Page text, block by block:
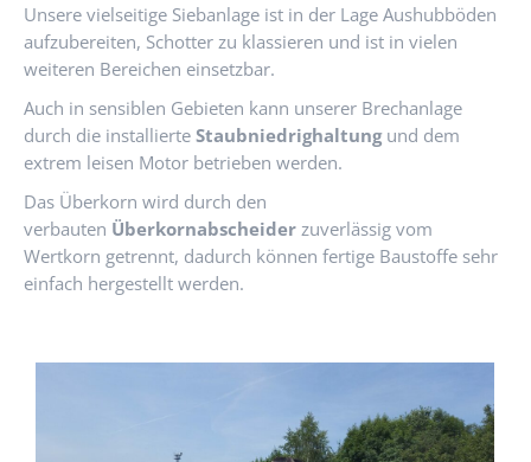
Unsere vielseitige Siebanlage ist in der Lage Aushubböden
aufzubereiten, Schotter zu klassieren und ist in vielen
weiteren Bereichen einsetzbar.
Auch in sensiblen Gebieten kann unserer Brechanlage
durch die installierte Staubniedrighaltungund dem
extrem leisen Motor betrieben werden.
Das Überkorn wird durch den
verbauten Überkornabscheider zuverlässig vom
Wertkorn getrennt, dadurch können fertige Baustoffe sehr
einfach hergestellt werden.